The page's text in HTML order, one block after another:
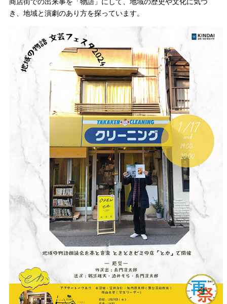
き、地域と演劇のあり方を探っています。